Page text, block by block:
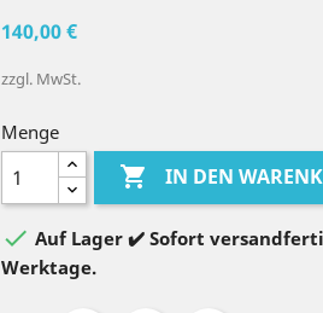
140,00 €
zzgl. MwSt.
Menge
 IN DEN
 Auf Lager ✔️ Sofort
Werktage.